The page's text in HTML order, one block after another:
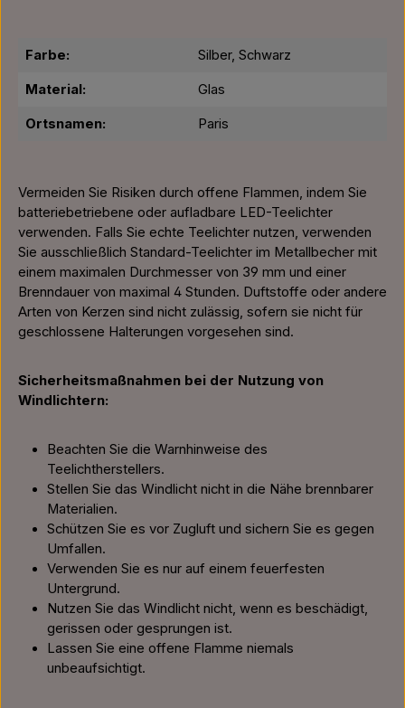
Farbe: Silber, Schwarz
Material: Glas
Ortsnamen: Paris
Vermeiden Sie Risiken durch offene Flammen, indem Sie
batteriebetriebene oder aufladbare LED-Teelichter
verwenden. Falls Sie echte Teelichter nutzen, verwenden
Sie ausschließlich Standard-Teelichter im Metallbecher mit
einem maximalen Durchmesser von 39 mm und einer
Brenndauer von maximal 4 Stunden. Duftstoffe oder andere
Arten von Kerzen sind nicht zulässig, sofern sie nicht für
geschlossene Halterungen vorgesehen sind.
Sicherheitsmaßnahmen bei der Nutzung von
Windlichtern:
Beachten Sie die Warnhinweise des
Teelichtherstellers.
Stellen Sie das Windlicht nicht in die Nähe brennbarer
Materialien.
Schützen Sie es vor Zugluft und sichern Sie es gegen
Umfallen.
Verwenden Sie es nur auf einem feuerfesten
Untergrund.
Nutzen Sie das Windlicht nicht, wenn es beschädigt,
gerissen oder gesprungen ist.
Lassen Sie eine offene Flamme niemals
unbeaufsichtigt.